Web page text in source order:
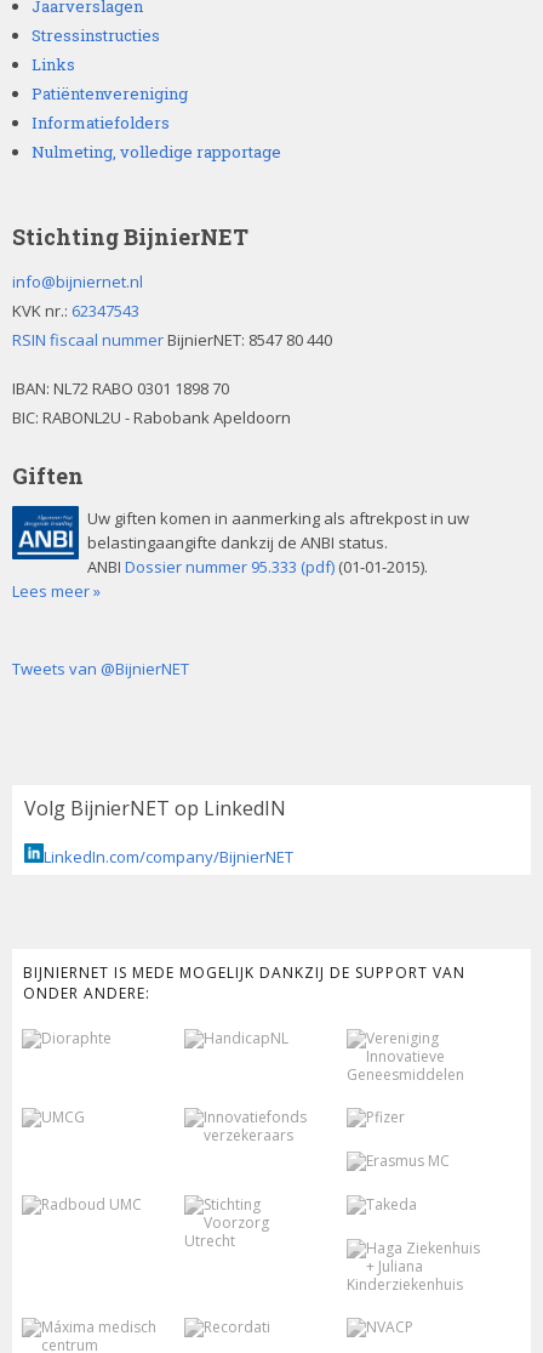
Jaarverslagen
Stressinstructies
Links
Patiëntenvereniging
Informatiefolders
Nulmeting, volledige rapportage
Stichting BijnierNET
info@bijniernet.nl
KVK nr.: 62347543
RSIN fiscaal nummerBijnierNET: 8547 80 440
IBAN: NL72 RABO 0301 1898 70
BIC: RABONL2U - Rabobank Apeldoorn
Giften
Uw giften komen in aanmerking als aftrekpost in uw
belastingaangifte dankzij de ANBI status.
ANBI Dossier nummer 95.333 (pdf) (01-01-2015).
Lees meer »
Tweets van @BijnierNET
Volg BijnierNET op LinkedIN
LinkedIn.com/company/BijnierNET
BIJNIERNET IS MEDE MOGELIJK DANKZIJ DE SUPPORT VAN
ONDER ANDERE: